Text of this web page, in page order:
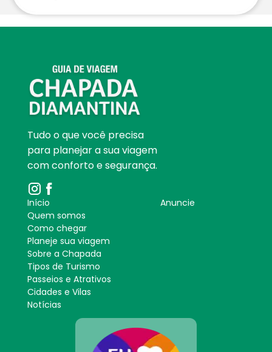
Tudo o que você precisa
para planejar a sua viagem
com conforto e segurança.
Início
Quem somos
Como chegar
Planeje sua viagem
Sobre a Chapada
Tipos de Turismo
Passeios e Atrativos
Cidades e Vilas
Notícias
Anuncie